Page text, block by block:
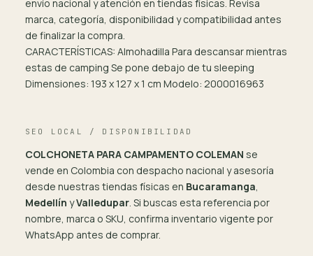
envío nacional y atención en tiendas físicas. Revisa
marca, categoría, disponibilidad y compatibilidad antes
de finalizar la compra.
CARACTERÍSTICAS: Almohadilla Para descansar mientras
estas de camping Se pone debajo de tu sleeping
Dimensiones: 193 x 127 x 1 cm Modelo: 2000016963
SEO LOCAL / DISPONIBILIDAD
COLCHONETA PARA CAMPAMENTO COLEMAN se
vende en Colombia con despacho nacional y asesoría
desde nuestras tiendas físicas en Bucaramanga,
Medellín yValledupar. Si buscas esta referencia por
nombre, marca o SKU, confirma inventario vigente por
WhatsApp antes de comprar.